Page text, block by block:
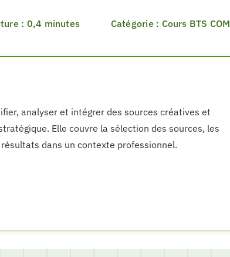
: 0,4 minutes Catégorie : Cours BTS COM
analyser et intégrer des sources créatives et
Elle couvre la sélection des sources, les
dans un contexte professionnel.